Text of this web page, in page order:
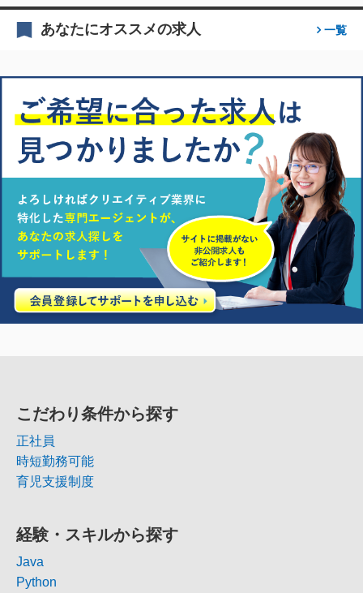
あなたにオススメの求人 一覧
こだわり条件から探す
正社員
時短勤務可能
育児支援制度
経験・スキルから探す
Java
Python